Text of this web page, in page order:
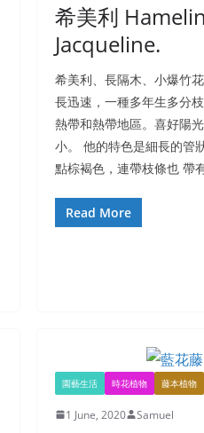
希美利
Jacqueline.
希美利、長隔木、小爆竹
長迅速，一種多年生多分
熱帶和熱帶地區。喜好陽
小。 他的特色是細長的管
點棕褐色，連帶枝條也 帶
Read More
園藝生活 時花植物 藤本植物
1 June, 2020 Samuel